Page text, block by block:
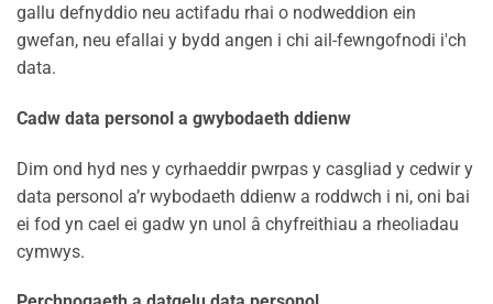
gallu defnyddio neu actifadu rhai o nodweddion ein
gwefan, neu efallai y bydd angen i chi ail-fewngofnodi i'ch
data.
Cadw data personol a gwybodaeth ddienw
Dim ond hyd nes y cyrhaeddir pwrpas y casgliad y cedwir y
data personol a’r wybodaeth ddienw a roddwch i ni, oni bai
ei fod yn cael ei gadw yn unol â chyfreithiau a rheoliadau
cymwys.